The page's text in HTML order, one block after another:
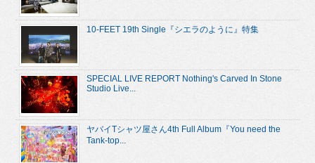
10-FEET 19th Single『シエラのように』特集
SPECIAL LIVE REPORT Nothing's Carved In Stone
Studio Live...
ヤバイTシャツ屋さん4th Full Album『You need the
Tank-top...